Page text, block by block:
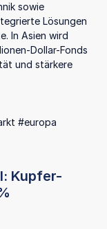
sowie
Lösungen
In Asien wird
Dollar-Fonds
und stärkere
#europa
Kupfer-